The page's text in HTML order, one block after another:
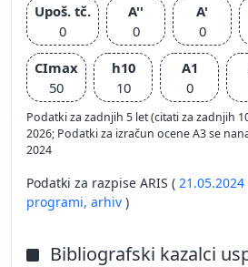
Upoš. tč.
0
A''
0
A'
0
CImax
50
h10
10
A1
0
Podatki za zadnjih 5 let (citati za zadnjih
2026; Podatki za izračun ocene A3 se
2024
Podatki za razpise ARIS (
programi, arhiv )
Bibliografski kazalci